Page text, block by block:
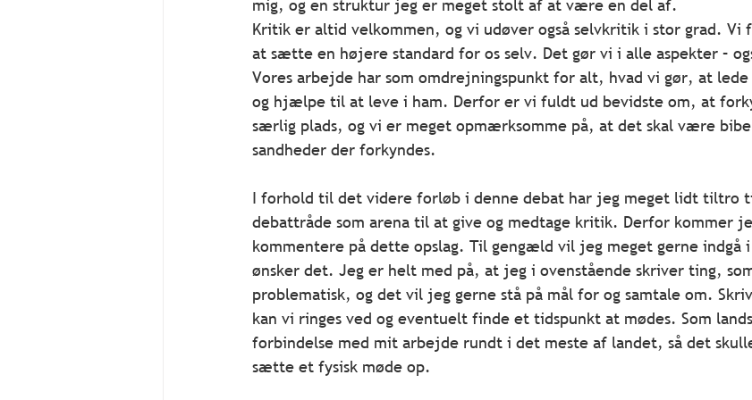
mig, og en struktur jeg er meget stolt af at være en del af.
Kritik er altid velkommen, og vi udøver også selvkritik i stor grad. Vi
at sætte en højere standard for os selv. Det gør vi i alle aspekter –
Vores arbejde har som omdrejningspunkt for alt, hvad vi gør, at lede
og hjælpe til at leve i ham. Derfor er vi fuldt ud bevidste om, at
særlig plads, og vi er meget opmærksomme på, at det skal være
sandheder der forkyndes.
I forhold til det videre forløb i denne debat har jeg meget lidt tiltro
debattråde som arena til at give og medtage kritik. Derfor kommer
kommentere på dette opslag. Til gengæld vil jeg meget gerne indgå
ønsker det. Jeg er helt med på, at jeg i ovenstående skriver ting,
problematisk, og det vil jeg gerne stå på mål for og samtale om.
kan vi ringes ved og eventuelt finde et tidspunkt at mødes. Som
forbindelse med mit arbejde rundt i det meste af landet, så det
sætte et fysisk møde op.